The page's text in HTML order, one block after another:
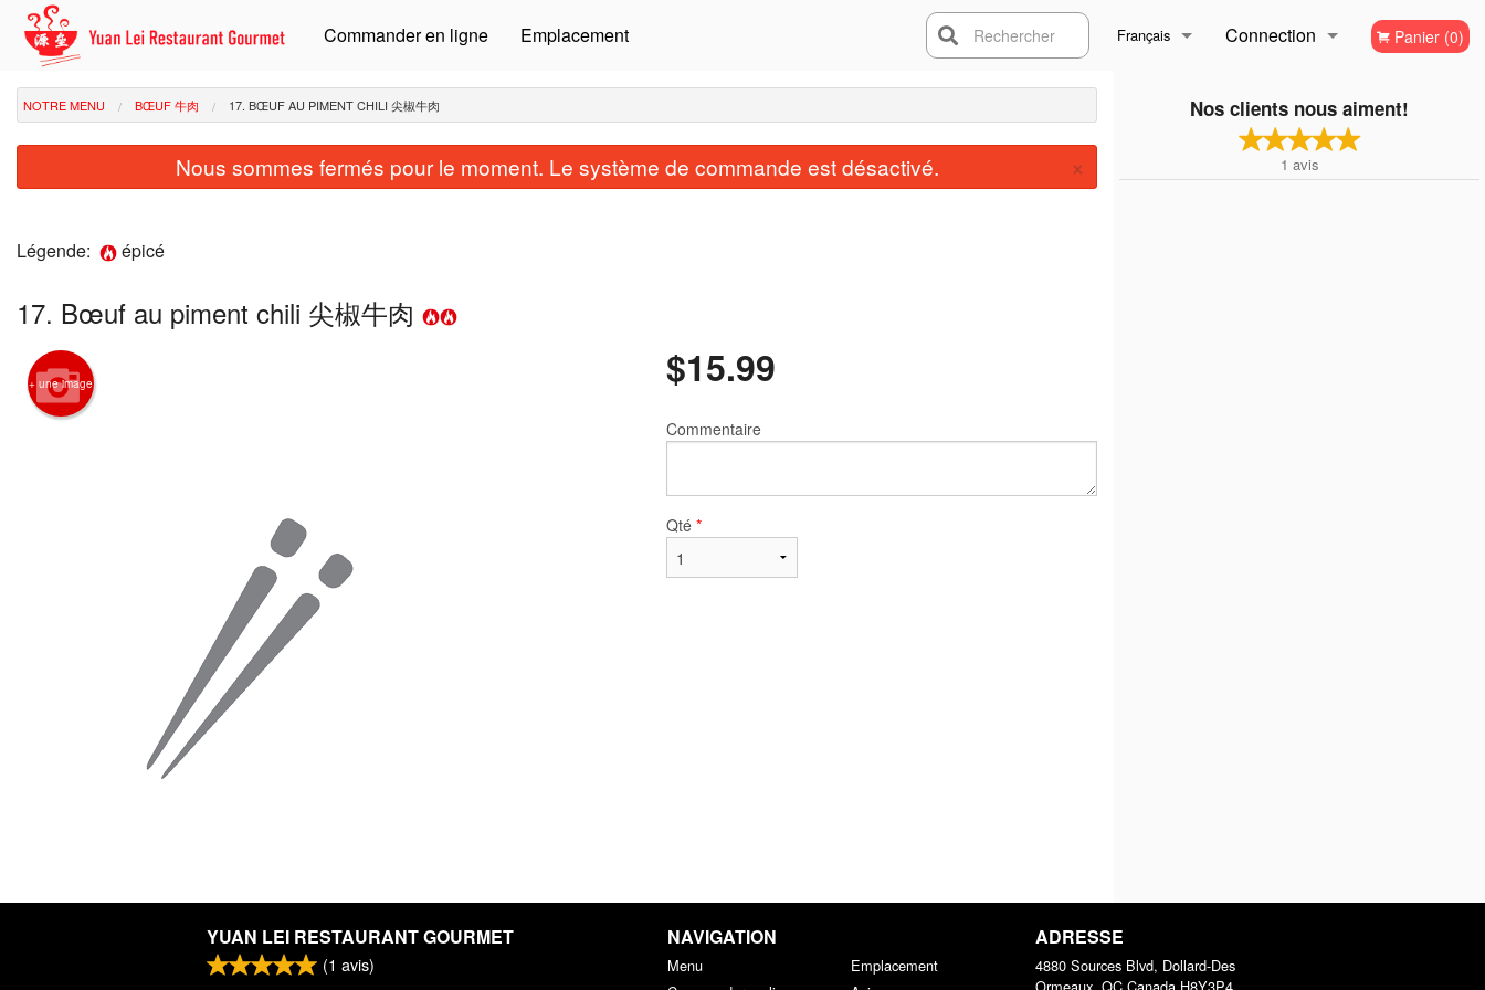
Commander en ligne Emplacement Français
English
Connection
Inscription
Panier (0)
Rechercher
Nos clients nous aiment!
1 avis
NOTRE MENU BŒUF 牛肉 17. BŒUF AU PIMENT CHILI 尖椒牛肉
Nous sommes fermés pour le moment. Le système de commande est désactivé. ×
Légende: épicé
17. Bœuf au piment chili 尖椒牛肉
+ une image $15.99
Commentaire
Qté *
YUAN LEI RESTAURANT GOURMET
(1 avis)
NAVIGATION
Menu
Emplacement
ADRESSE
4880 Sources Blvd, Dollard-Des